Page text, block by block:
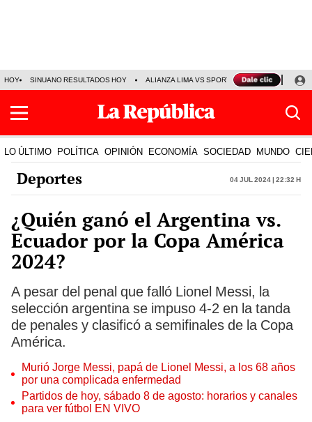
HOY SINUANO RESULTADOS HOY ALIANZA LIMA VS SPORT BOYS JORGE
LO ÚLTIMO POLÍTICA OPINIÓN ECONOMÍA SOCIEDAD MUNDO
Deportes 04 Jul 2024 | 22:32 h
¿Quién ganó el Argentina vs.
Ecuador por la Copa América
2024?
A pesar del penal que falló Lionel Messi, la
selección argentina se impuso 4-2 en la tanda
de penales y clasificó a semifinales de la Copa
América.
Murió Jorge Messi, papá de Lionel Messi, a los 68 años
por una complicada enfermedad
Partidos de hoy, sábado 8 de agosto: horarios y canales
para ver fútbol EN VIVO